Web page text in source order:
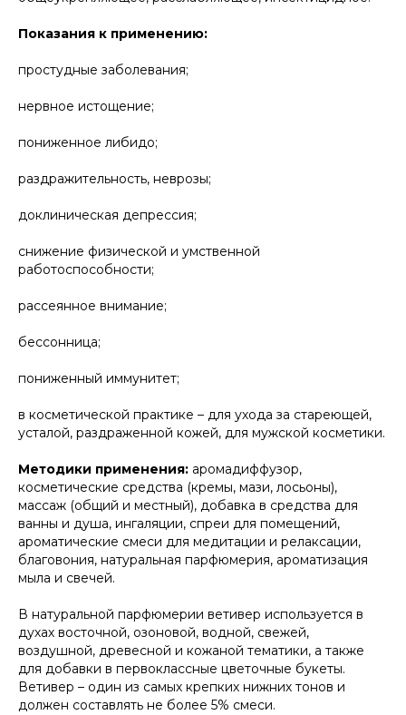
Показания к применению:
простудные заболевания;
нервное истощение;
пониженное либидо;
раздражительность, неврозы;
доклиническая депрессия;
снижение физической и умственной
работоспособности;
рассеянное внимание;
бессонница;
пониженный иммунитет;
в косметической практике – для ухода за стареющей,
усталой, раздраженной кожей, для мужской косметики.
Методики применения: аромадиффузор,
косметические средства (кремы, мази, лосьоны),
массаж (общий и местный), добавка в средства для
ванны и душа, ингаляции, спреи для помещений,
ароматические смеси для медитации и релаксации,
благовония, натуральная парфюмерия, ароматизация
мыла и свечей.
В натуральной парфюмерии ветивер используется в
духах восточной, озоновой, водной, свежей,
воздушной, древесной и кожаной тематики, а также
для добавки в первоклассные цветочные букеты.
Ветивер – один из самых крепких нижних тонов и
должен составлять не более 5% смеси.